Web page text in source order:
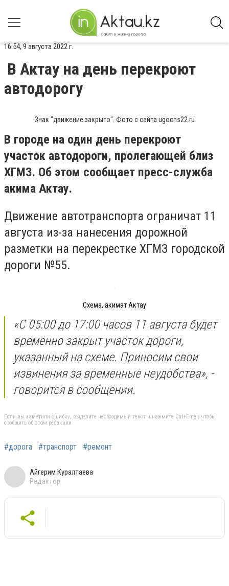
16:54, 9 августа 2022 г.
В Актау на день перекроют
автодорогу
Знак "движение закрыто". Фото с сайта ugochs22.ru
В городе на один день перекроют
участок автодороги, пролегающей близ
ХГМЗ. Об этом сообщает пресс-служба
акима Актау.
Движение автотранспорта ограничат 11
августа из-за нанесения дорожной
разметки на перекрестке ХГМЗ городской
дороги №55.
Схема, акимат Актау
«С 05:00 до 17:00 часов 11 августа будет
временно закрыт участок дороги,
указанный на схеме. Приносим свои
извинения за временные неудобства», -
говорится в сообщении.
Если вы заметили ошибку, выделите необходимый текст и нажмите Ctrl+Enter, чтобы
сообщить об этом редакции
#дорога #транспорт #ремонт
Айгерим Куралтаева
Редактор